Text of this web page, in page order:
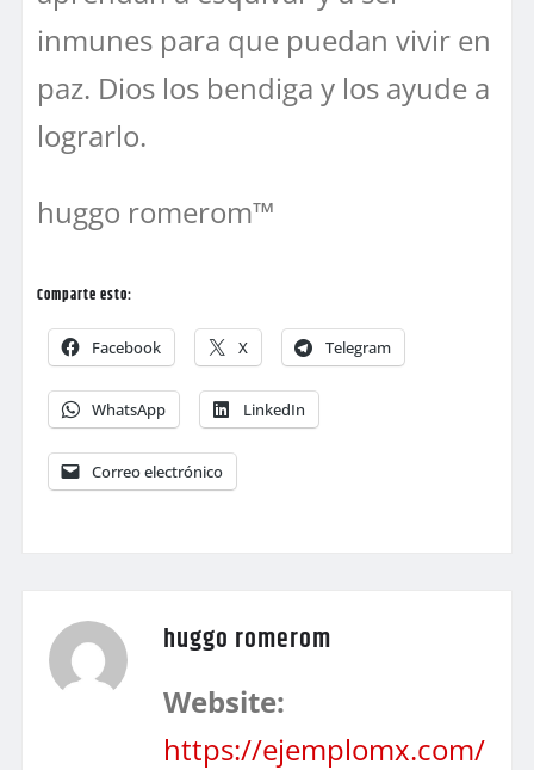
inmunes para que puedan vivir en
paz. Dios los bendiga y los ayude a
lograrlo.
huggo romerom™
Comparte esto:
Facebook X Telegram
WhatsApp LinkedIn
Correo electrónico
huggo romerom
Website:
https://ejemplomx.com/